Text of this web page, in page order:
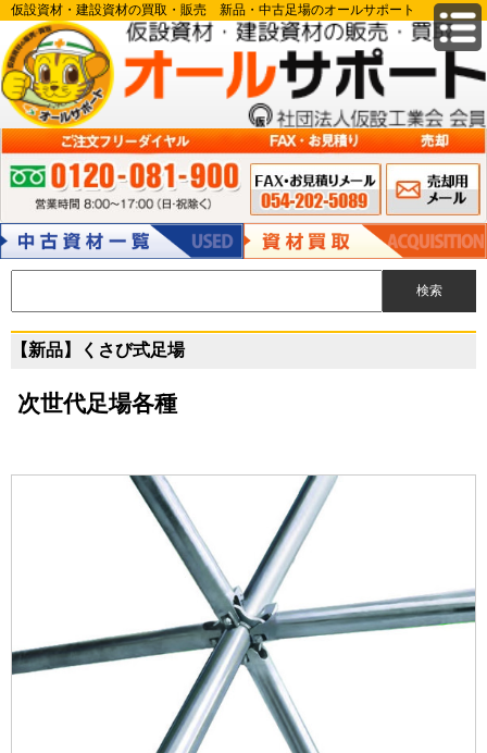
仮設資材・建設資材の買取・販売 新品・中古足場のオールサポート
ご注文フリーダイヤル:0120-081-900 営業時間 8:00～17:00（日・祝除
く）
FAX申込み 054-
202-5089
メールでのお
問い合わせ
中古資材
資材買取
【新品】くさび式足場
次世代足場各種